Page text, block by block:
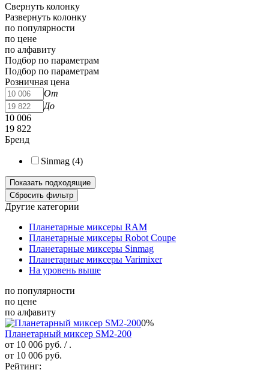
Свернуть колонку
Развернуть колонку
по популярности
по цене
по алфавиту
Подбор по параметрам
Подбор по параметрам
Розничная цена
От
До
10 006
19 822
Бренд
Sinmag (4)
Другие категории
Планетарные миксеры RAM
Планетарные миксеры Robot Coupe
Планетарные миксеры Sinmag
Планетарные миксеры Varimixer
На уровень выше
по популярности
по цене
по алфавиту
0%
Планетарный миксер SM2-200
от 10 006 руб. / .
от 10 006 руб.
Рейтинг: